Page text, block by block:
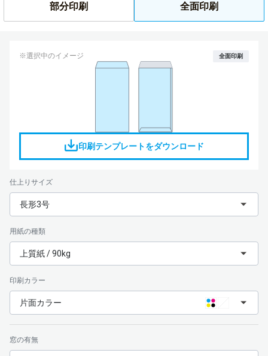
部分印刷 全面印刷
※選択中のイメージ
印刷テンプレートをダウンロード
全面印刷
仕上りサイズ
長形3号
用紙の種類
上質紙 / 90kg
印刷カラー
片面カラー
窓の有無